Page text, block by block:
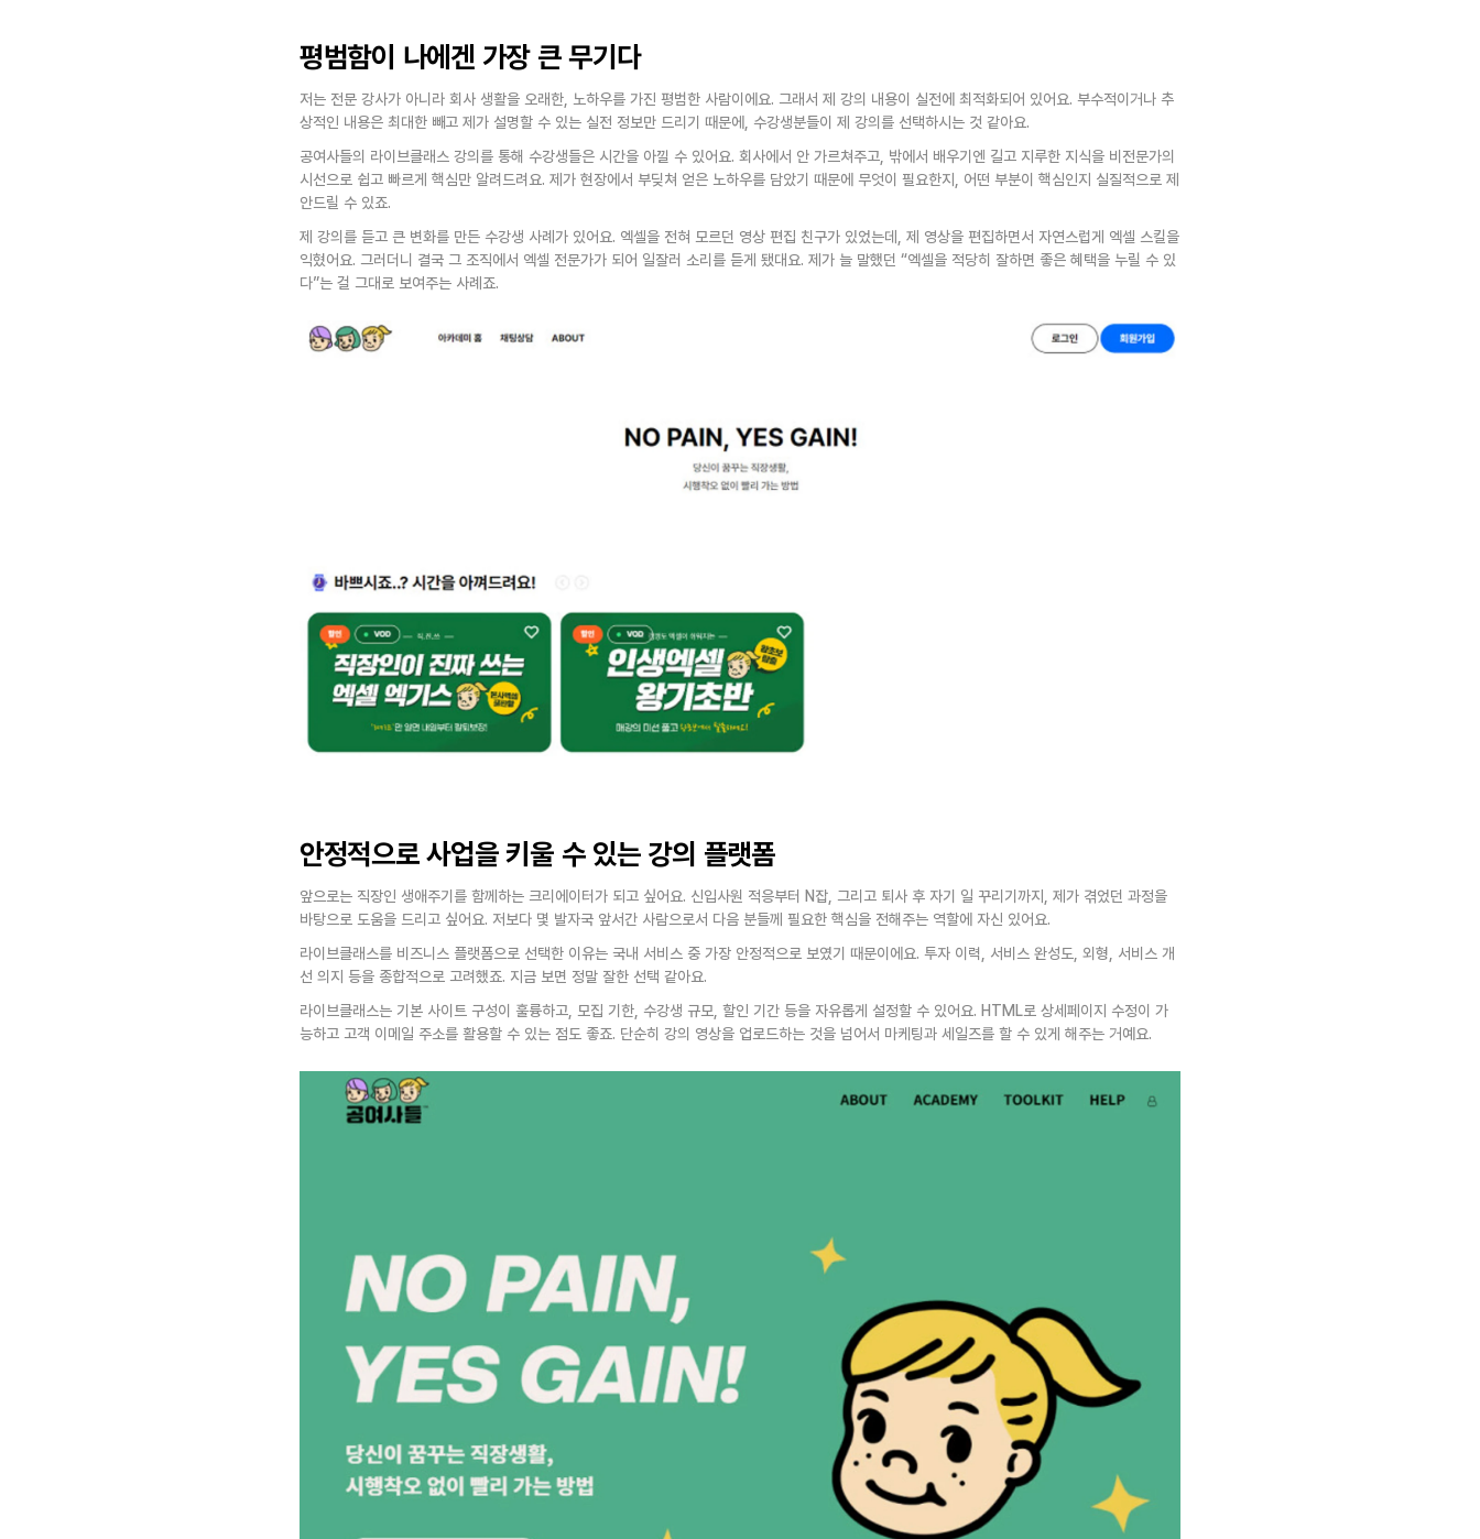
평범함이 나에겐 가장 큰 무기다
저는 전문 강사가 아니라 회사 생활을 오래한, 노하우를 가진 평범한 사람이에요. 그래서 제 강의 내용이 실전에 최적화되어 있어요. 부수적이거나 추
상적인 내용은 최대한 빼고 제가 설명할 수 있는 실전 정보만 드리기 때문에, 수강생분들이 제 강의를 선택하시는 것 같아요.
공여사들의 라이브클래스 강의를 통해 수강생들은 시간을 아낄 수 있어요. 회사에서 안 가르쳐주고, 밖에서 배우기엔 길고 지루한 지식을 비전문가의
시선으로 쉽고 빠르게 핵심만 알려드려요. 제가 현장에서 부딪쳐 얻은 노하우를 담았기 때문에 무엇이 필요한지, 어떤 부분이 핵심인지 실질적으로 제
안드릴 수 있죠.
제 강의를 듣고 큰 변화를 만든 수강생 사례가 있어요. 엑셀을 전혀 모르던 영상 편집 친구가 있었는데, 제 영상을 편집하면서 자연스럽게 엑셀 스킬을
익혔어요. 그러더니 결국 그 조직에서 엑셀 전문가가 되어 일잘러 소리를 듣게 됐대요. 제가 늘 말했던 “엑셀을 적당히 잘하면 좋은 혜택을 누릴 수 있
다”는 걸 그대로 보여주는 사례죠.
안정적으로 사업을 키울 수 있는 강의 플랫폼
앞으로는 직장인 생애주기를 함께하는 크리에이터가 되고 싶어요. 신입사원 적응부터 N잡, 그리고 퇴사 후 자기 일 꾸리기까지, 제가 겪었던 과정을
바탕으로 도움을 드리고 싶어요. 저보다 몇 발자국 앞서간 사람으로서 다음 분들께 필요한 핵심을 전해주는 역할에 자신 있어요.
라이브클래스를 비즈니스 플랫폼으로 선택한 이유는 국내 서비스 중 가장 안정적으로 보였기 때문이에요. 투자 이력, 서비스 완성도, 외형, 서비스 개
선 의지 등을 종합적으로 고려했죠. 지금 보면 정말 잘한 선택 같아요.
라이브클래스는 기본 사이트 구성이 훌륭하고, 모집 기한, 수강생 규모, 할인 기간 등을 자유롭게 설정할 수 있어요. HTML로 상세페이지 수정이 가
능하고 고객 이메일 주소를 활용할 수 있는 점도 좋죠. 단순히 강의 영상을 업로드하는 것을 넘어서 마케팅과 세일즈를 할 수 있게 해주는 거예요.